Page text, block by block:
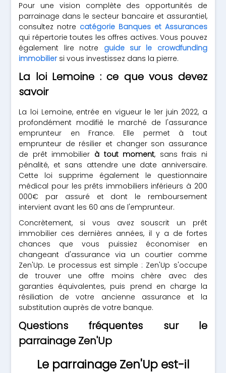
Pour une vision complète des opportunités de
parrainage dans le secteur bancaire et assurantiel,
consultez notre catégorie Banques et Assurances
qui répertorie toutes les offres actives. Vous pouvez
également lire notre guide sur le crowdfunding
immobiliersi vous investissez dans la pierre.
La loi Lemoine : ce que vous devez
savoir
La loi Lemoine, entrée en vigueur le 1er juin 2022, a
profondément modifié le marché de l'assurance
emprunteur en France. Elle permet à tout
emprunteur de résilier et changer son assurance
de prêt immobilier à tout moment, sans frais ni
pénalité, et sans attendre une date anniversaire.
Cette loi supprime également le questionnaire
médical pour les prêts immobiliers inférieurs à 200
000€ par assuré et dont le remboursement
intervient avant les 60 ans de l'emprunteur.
Concrètement, si vous avez souscrit un prêt
immobilier ces dernières années, il y a de fortes
chances que vous puissiez économiser en
changeant d'assurance via un courtier comme
Zen'Up. Le processus est simple : Zen'Up s'occupe
de trouver une offre moins chère avec des
garanties équivalentes, puis prend en charge la
résiliation de votre ancienne assurance et la
substitution auprès de votre banque.
Questions fréquentes sur le
parrainage Zen'Up
Le parrainage Zen'Up est-il